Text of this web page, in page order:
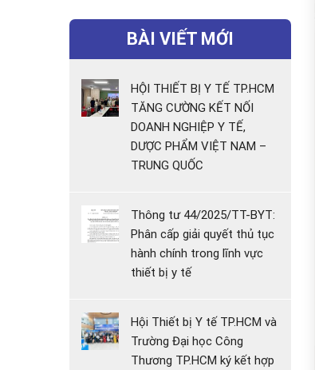
BÀI VIẾT MỚI
HỘI THIẾT BỊ Y TẾ TP.HCM
TĂNG CƯỜNG KẾT NỐI
DOANH NGHIỆP Y TẾ,
DƯỢC PHẨM VIỆT NAM –
TRUNG QUỐC
Thông tư 44/2025/TT-BYT:
Phân cấp giải quyết thủ tục
hành chính trong lĩnh vực
thiết bị y tế
Hội Thiết bị Y tế TP.HCM và
Trường Đại học Công
Thương TP.HCM ký kết hợp